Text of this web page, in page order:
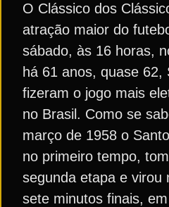
O Clássico dos
atração maior do
sábado, às 16 horas,
há 61 anos, quase 62,
fizeram o jogo mais
no Brasil. Como se
março de 1958 o
no primeiro tempo,
segunda etapa e virou
sete minutos finais,